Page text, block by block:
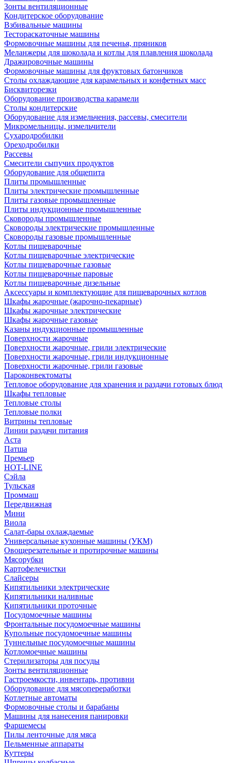
Зонты вентиляционные
Кондитерское оборудование
Взбивальные машины
Тестораскаточные машины
Формовочные машины для печенья, пряников
Меланжеры для шоколада и котлы для плавления шоколада
Дражировочные машины
Формовочные машины для фруктовых батончиков
Столы охлаждающие для карамельных и конфетных масс
Бисквиторезки
Оборудование производства карамели
Столы кондитерские
Оборудование для измельчения, рассевы, смесители
Микромельницы, измельчители
Сухародробилки
Ореходробилки
Рассевы
Смесители сыпучих продуктов
Оборудование для общепита
Плиты промышленные
Плиты электрические промышленные
Плиты газовые промышленные
Плиты индукционные промышленные
Сковороды промышленные
Сковороды электрические промышленные
Сковороды газовые промышленные
Котлы пищеварочные
Котлы пищеварочные электрические
Котлы пищеварочные газовые
Котлы пищеварочные паровые
Котлы пищеварочные дизельные
Аксессуары и комплектующие для пищеварочных котлов
Шкафы жарочные (жарочно-пекарные)
Шкафы жарочные электрические
Шкафы жарочные газовые
Казаны индукционные промышленные
Поверхности жарочные
Поверхности жарочные, грили электрические
Поверхности жарочные, грили индукционные
Поверхности жарочные, грили газовые
Пароконвектоматы
Тепловое оборудование для хранения и раздачи готовых блюд
Шкафы тепловые
Тепловые столы
Тепловые полки
Витрины тепловые
Линии раздачи питания
Аста
Патша
Премьер
HOT-LINE
Сэйла
Тульская
Проммаш
Передвижная
Мини
Виола
Салат-бары охлаждаемые
Универсальные кухонные машины (УКМ)
Овощерезательные и протирочные машины
Мясорубки
Картофелечистки
Слайсеры
Кипятильники электрические
Кипятильники наливные
Кипятильники проточные
Посудомоечные машины
Фронтальные посудомоечные машины
Купольные посудомоечные машины
Туннельные посудомоечные машины
Котломоечные машины
Стерилизаторы для посуды
Зонты вентиляционные
Гастроемкости, инвентарь, противни
Оборудование для мясопереработки
Котлетные автоматы
Формовочные столы и барабаны
Машины для нанесения панировки
Фаршемесы
Пилы ленточные для мяса
Пельменные аппараты
Куттеры